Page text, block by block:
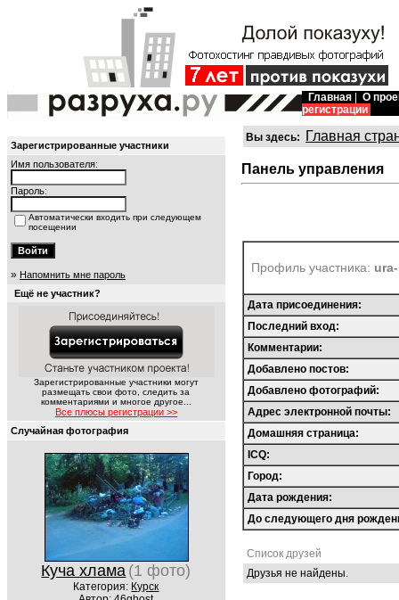
Главная
О
регистрации
Зарегистрированные участники
Имя пользователя:
Пароль:
Автоматически входить при следующем
посещении
» Напомнить мне пароль
Ещё не участник?
Зарегистрированные участники могут
размещать свои фото, следить за
комментариями и многое другое...
Все плюсы регистрации >>
Случайная фотография
Куча хлама (1 фото)
Категория: Курск
Вы здесь: Главная
Панель управления
Профиль участника:
Дата присоединения:
Последний вход:
Комментарии:
Добавлено постов:
Добавлено фотографий:
Адрес электронной почты:
Домашняя страница:
ICQ:
Город:
Дата рождения:
До следующего дня
Список друзей
Друзья не найдены.